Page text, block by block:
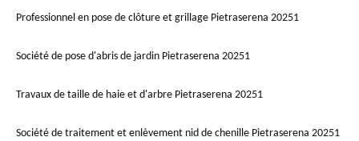
Professionnel en pose de clôture et grillage Pietraserena 20251
Société de pose d'abris de jardin Pietraserena 20251
Travaux de taille de haie et d'arbre Pietraserena 20251
Société de traitement et enlèvement nid de chenille Pietraserena 20251